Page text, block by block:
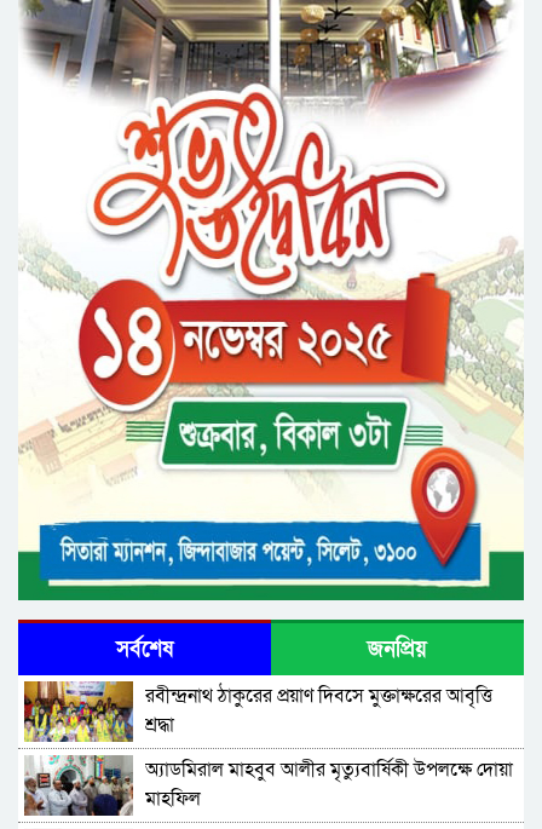
নর্থ ইস্ট ইউনিভার্সিটিতে রচনা ও আবৃত্তি
প্রতিযোগিতার পুরষ্কার বিতরণী অনুষ্ঠিত
সিকৃবি’তে জুলাই গণ-অভ্যুত্থান দিবস উপলক্ষে
বৃক্ষরোপণ কর্মসুচি পালন
রসময় মেমোরিয়াল উচ্চ বিদ্যালয়ের নতুন ভবনের
উদ্বোধন করলেন মন্ত্রী মুক্তাদির
সর্বশেষ জনপ্রিয়
রবীন্দ্রনাথ ঠাকুরের প্রয়াণ দিবসে মুক্তাক্ষরের আবৃত্তি
শ্রদ্ধা
অ্যাডমিরাল মাহবুব আলীর মৃত্যুবার্ষিকী উপলক্ষে দোয়া
মাহফিল